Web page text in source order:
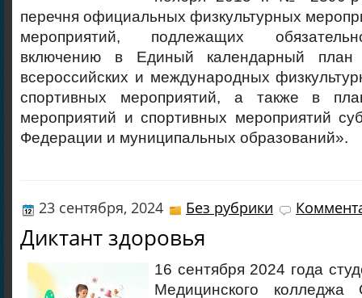
перечня официальных физкультурных
мероприятий, подлежащих
включению в Единый календарный план
всероссийских и международных
спортивных мероприятий, а также в
мероприятий и спортивных мероприятий
Федерации и муниципальных образований».
23 сентября, 2024 Без рубрики
Диктант здоровья
16 сентября 2024 года
Медицинского колледжа